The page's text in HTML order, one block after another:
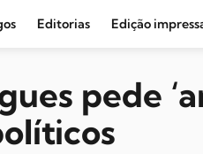
Editorias
Amazônia
Cultura e Movimentos
Edição
pede